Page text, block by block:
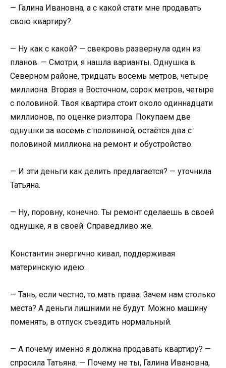
— Галина Ивановна, а с какой стати мне продавать
свою квартиру?
— Ну как с какой? — свекровь развернула один из
планов. — Смотри, я нашла варианты. Однушка в
Северном районе, тридцать восемь метров, четыре
миллиона. Вторая в Восточном, сорок метров, четыре
с половиной. Твоя квартира стоит около одиннадцати
миллионов, по оценке риэлтора. Покупаем две
однушки за восемь с половиной, остаётся два с
половиной миллиона на ремонт и обустройство.
— И эти деньги как делить предлагается? — уточнила
Татьяна.
— Ну, поровну, конечно. Ты ремонт сделаешь в своей
однушке, я в своей. Справедливо же.
Константин энергично кивал, поддерживая
материнскую идею.
— Тань, если честно, то мать права. Зачем нам столько
места? А деньги лишними не будут. Можно машину
поменять, в отпуск съездить нормальный.
— А почему именно я должна продавать квартиру? —
спросила Татьяна. — Почему не ты, Галина Ивановна,